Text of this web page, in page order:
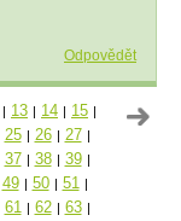
Odpovědět
| 13 | 14 | 15 |
25 | 26 | 27 |
37 | 38 | 39 |
49 | 50 | 51 |
61 | 62 | 63 |